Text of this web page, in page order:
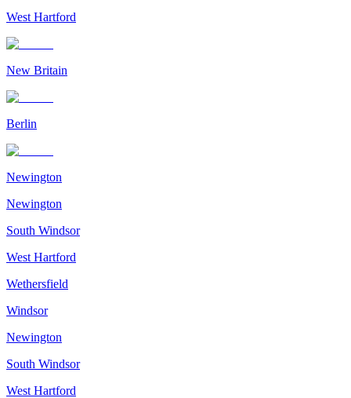
West Hartford
New Britain
Berlin
Newington
Newington
South Windsor
West Hartford
Wethersfield
Windsor
Newington
South Windsor
West Hartford